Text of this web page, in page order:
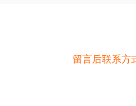
留言后联系方